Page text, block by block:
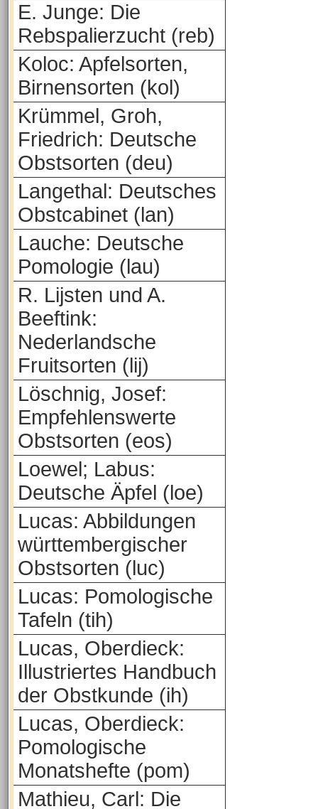
E. Junge: Die
Rebspalierzucht (reb)
Koloc: Apfelsorten,
Birnensorten (kol)
Krümmel, Groh,
Friedrich: Deutsche
Obstsorten (deu)
Langethal: Deutsches
Obstcabinet (lan)
Lauche: Deutsche
Pomologie (lau)
R. Lijsten und A.
Beeftink:
Nederlandsche
Fruitsorten (lij)
Löschnig, Josef:
Empfehlenswerte
Obstsorten (eos)
Loewel; Labus:
Deutsche Äpfel (loe)
Lucas: Abbildungen
württembergischer
Obstsorten (luc)
Lucas: Pomologische
Tafeln (tih)
Lucas, Oberdieck:
Illustriertes Handbuch
der Obstkunde (ih)
Lucas, Oberdieck:
Pomologische
Monatshefte (pom)
Mathieu, Carl: Die